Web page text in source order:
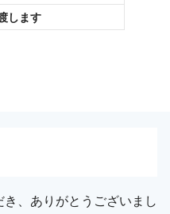
します
、ありがとうございまし